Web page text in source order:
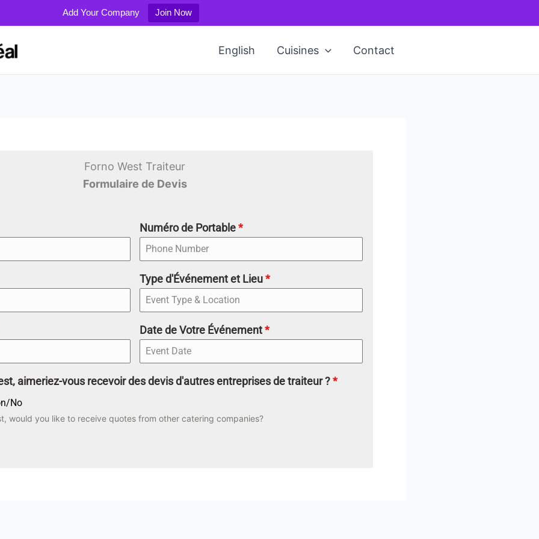
Add Your Company Join Now
English Cuisines Contact
Forno West Traiteur
Formulaire de Devis
Numéro de Portable*
Type d'Événement et Lieu*
Date de Votre Événement*
aimeriez-vous recevoir des devis d'autres entreprises de traiteur ?*
No
would you like to receive quotes from other catering companies?